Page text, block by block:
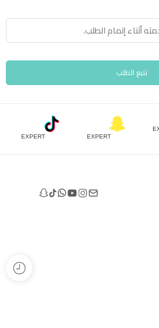
تتبع الطلب
EXPERT
EXPERT